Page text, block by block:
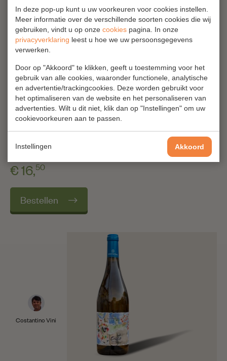
Tenuta Augustea
Biologisch
100% Falanghina
IGT
Lysia
Tenuta Augustea
€ 16,50
Bestellen
Costantino Vini
In deze pop-up kunt u uw voorkeuren voor cookies instellen.
Meer informatie over de verschillende soorten cookies die wij
gebruiken, vindt u op onze cookies pagina. In onze
privacyverklaring leest u hoe we uw persoonsgegevens
verwerken.
Door op "Akkoord" te klikken, geeft u toestemming voor het
gebruik van alle cookies, waaronder functionele, analytische
en advertentie/trackingcookies. Deze worden gebruikt voor
het optimaliseren van de website en het personaliseren van
advertenties. Wilt u dit niet, klik dan op "Instellingen" om uw
cookievoorkeuren aan te passen.
Instellingen Akkoord